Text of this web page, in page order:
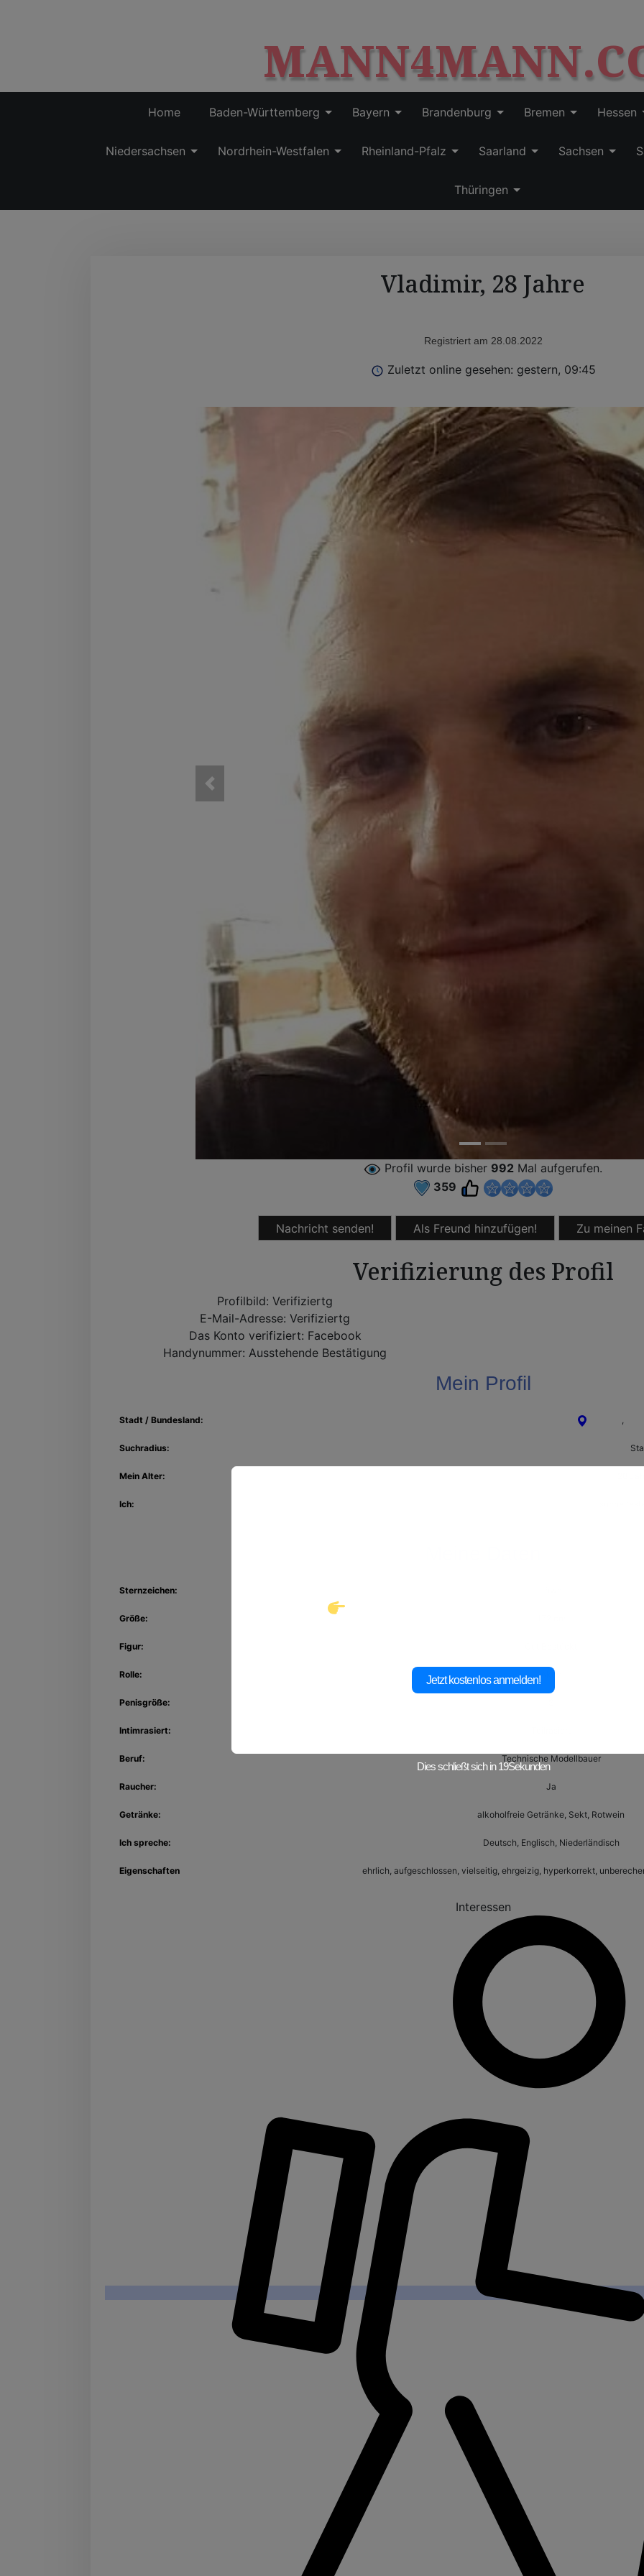
p
t
o
c
n
n
Home Baden-Württemberg Bayern Brandenburg Bremen Hessen
Niedersachsen Nordrhein-Westfalen Rheinland-Pfalz Saarland Sachsen
Thüringen
Vladimir, 28 Jahre
Registriert am 28.08.2022
Zuletzt online gesehen: gestern, 09:45
Profil wurde bisher 992 Mal aufgerufen.
359
Nachricht senden! Als Freund hinzufügen! Zu meinen
Verifizierung des Profil
Profilbild: Verifiziertg
E-Mail-Adresse: Verifiziertg
Das Konto verifiziert: Facebook
Handynummer: Ausstehende Bestätigung
Mein Profil
Stadt / Bundesland: ,
Suchradius:
Mein Alter:
Ich:
Sternzeichen:
Größe:
Figur:
Rolle: Aktiv
Penisgröße:
Intimrasiert:
Beruf: Technische Modellbauer
Raucher: Ja
Getränke: alkoholfreie Getränke, Sekt, Rotwein
Ich spreche: Deutsch, Englisch, Niederländisch
Eigenschaften ehrlich, aufgeschlossen, vielseitig, ehrgeizig, hyperkorrekt,
Interessen
Jetzt kostenlos anmelden!
Dies schließt sich in17Sekunden